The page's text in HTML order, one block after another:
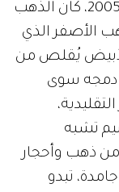
لي شيئاً ويوم بدأت في تصاميمي عام 2005، كان الذهب
الأصفر الذي
يُقلص من
دمجه سوى
تشبه
من ذهب وأحجار
تبدو